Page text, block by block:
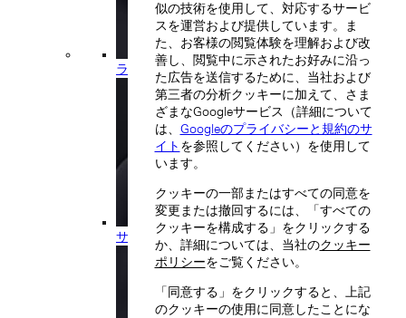
ランゲ1
サクソニア
似の技術を使用して、対応するサービ
スを運営および提供しています。ま
た、お客様の閲覧体験を理解および改
善し、閲覧中に示されたお好みに沿っ
た広告を送信するために、当社および
第三者の分析クッキーに加えて、さま
ざまなGoogleサービス（詳細について
は、 Googleのプライバシーと規約のサ
イト を参照してください）を使用して
います。
クッキーの一部またはすべての同意を
変更または撤回するには、「すべての
クッキーを構成する」をクリックする
か、詳細については、当社のクッキー
ポリシーをご覧ください。
「同意する」をクリックすると、上記
のクッキーの使用に同意したことにな